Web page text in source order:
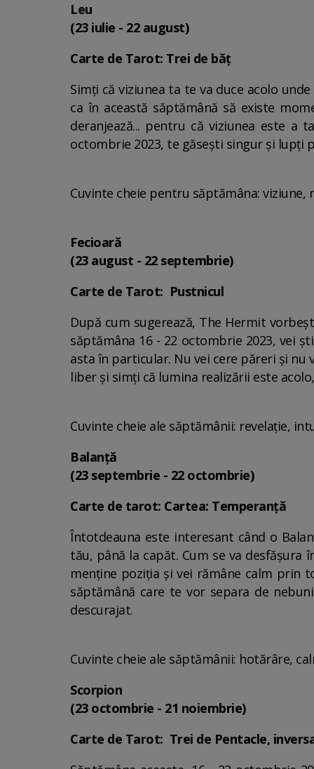
Leu
(23 iulie - 22 august)
Carte de Tarot: Trei de băț
Simți că viziunea ta te va duce acolo
ca în această săptămână să existe
deranjează... pentru că viziunea este
octombrie 2023, te găsești singur și lupți
Cuvinte cheie pentru săptămâna: viziune,
Fecioară
(23 august - 22 septembrie)
Carte de Tarot: Pustnicul
După cum sugerează, The Hermit
săptămâna 16 - 22 octombrie 2023, vei
asta în particular. Nu vei cere păreri și
liber și simți că lumina realizării este
Cuvinte cheie ale săptămânii: revelație,
Balanță
(23 septembrie - 22 octombrie)
Carte de tarot: Cartea: Temperanță
Întotdeauna este interesant când o
tău, până la capăt. Cum se va
menține poziția și vei rămâne calm prin
săptămână care te vor separa de
descurajat.
Cuvinte cheie ale săptămânii: hotărâre,
Scorpion
(23 octombrie - 21 noiembrie)
Carte de Tarot: Trei de Pentacle,